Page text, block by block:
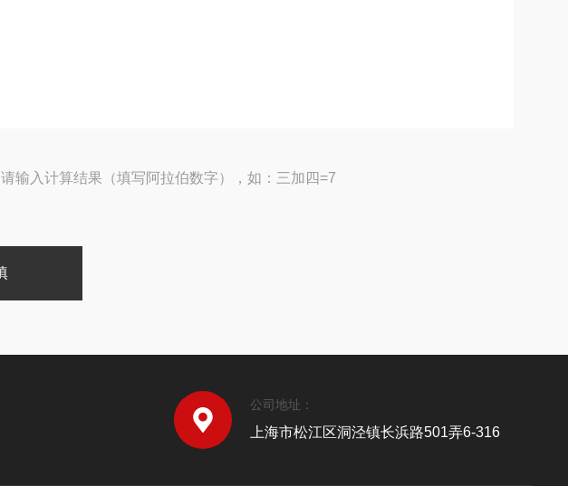
请输入计算结果（填写阿拉伯数字），如：三加四=7
公司地址：
上海市松江区洞泾镇长浜路501弄6-316